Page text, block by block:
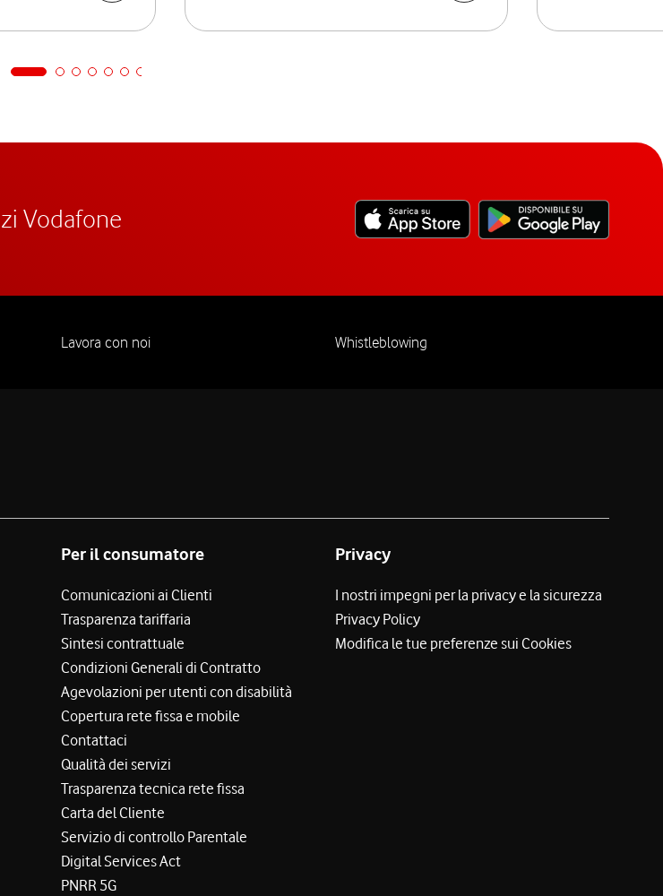
Vodafone
Lavora con noi Whistleblowing
Per il consumatore
Comunicazioni ai Clienti
Trasparenza tariffaria
Sintesi contrattuale
Condizioni Generali di Contratto
Agevolazioni per utenti con disabilità
Copertura rete fissa e mobile
Contattaci
Qualità dei servizi
Trasparenza tecnica rete fissa
Carta del Cliente
Servizio di controllo Parentale
Digital Services Act
PNRR 5G
Privacy
I nostri impegni per la privacy e la sicurezza
Privacy Policy
Modifica le tue preferenze sui Cookies